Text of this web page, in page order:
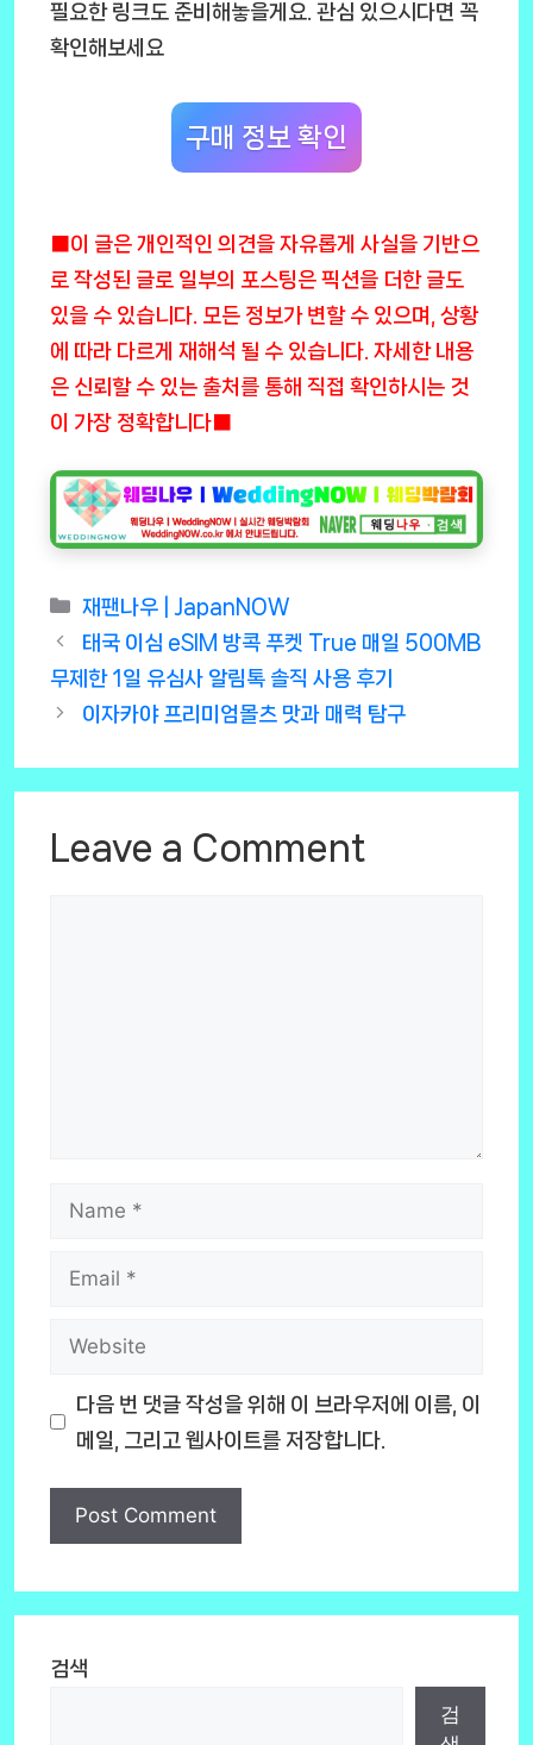
필요한 링크도 준비해놓을게요. 관심 있으시다면 꼭
확인해보세요
구매 정보 확인
■이 글은 개인적인 의견을 자유롭게 사실을 기반으
로 작성된 글로 일부의 포스팅은 픽션을 더한 글도
있을 수 있습니다. 모든 정보가 변할 수 있으며, 상황
에 따라 다르게 재해석 될 수 있습니다. 자세한 내용
은 신뢰할 수 있는 출처를 통해 직접 확인하시는 것
이 가장 정확합니다■
Categories
재팬나우 | JapanNOW
태국 이심 eSIM 방콕 푸켓 True 매일 500MB
무제한 1일 유심사 알림톡 솔직 사용 후기
이자카야 프리미엄몰츠 맛과 매력 탐구
Leave a Comment
Name
Email
Website
다음 번 댓글 작성을 위해 이 브라우저에 이름, 이
메일, 그리고 웹사이트를 저장합니다.
검색
검